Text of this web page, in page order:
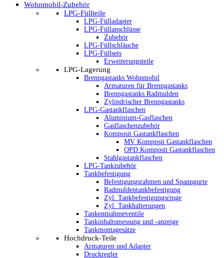
Wohnmobil-Zubehör
LPG-Füllteile
LPG-Fülladapter
LPG-Füllanschlüsse
Zubehör
LPG-Füllschläuche
LPG-Füllsets
Erweiterungsteile
LPG-Lagerung
Brenngastanks Wohnmobil
Armaturen für Brenngastanks
Brenngastanks Radmulden
Zylindrischer Brenngastanks
LPG-Gastankflaschen
Aluminium-Gasflaschen
Gasflaschenzubehör
Komposit Gastankflaschen
MV Komposit Gastankflaschen
OPD Komposit Gastankflaschen
Stahlgastankflaschen
LPG-Tankzubehör
Tankbefestigung
Befestigungsrahmen und Spanngurte
Radmuldentankbefestigung
Zyl. Tankbefestigungsringe
Zyl. Tankhalterungen
Tankentnahmeventile
Tankinhaltsmessung und -anzeige
Tankmontagesätze
Hochdruck-Teile
Armaturen und Adapter
Druckregler